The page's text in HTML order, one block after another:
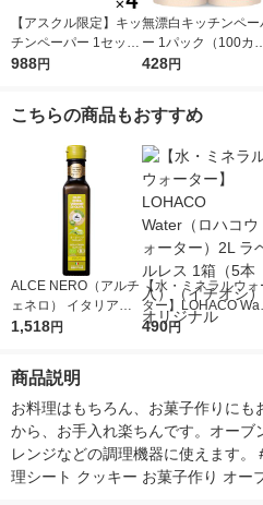
【アスクル限定】キッ
チンペーパー 1セット
（200組×4）スコッテ
タオル 日本製紙クレ
988円
無漂白キッチンペー
ー 1パック（100カ
ト×2ロール）超吸収
428円
こちらの商品もおすすめ
ALCE NERO（アルチ
ェネロ） イタリア産
有機エキストラバージ
1,518円
【水・ミネラルウォ
ター】LOHACO
r（ロハコウォータ
490円
商品説明
お料理はもちろん、お菓子作りに
から、お手入れ楽ちんです。オー
レンジなどの調理機器に使えます
理シート クッキー お菓子作り オー